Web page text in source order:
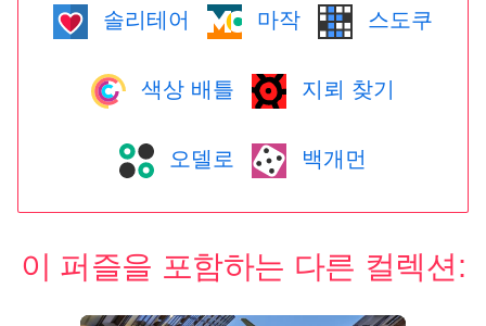
솔리테어 마작 스도쿠
색상 배틀 지뢰 찾기
오델로 백개먼
이 퍼즐을 포함하는 다른 컬렉션: